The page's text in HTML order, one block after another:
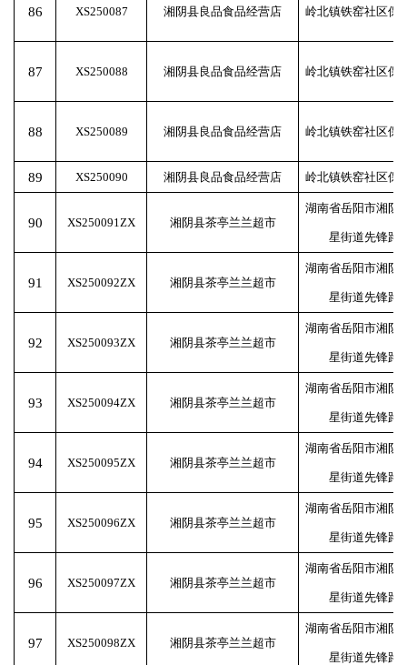
86 XS250087 湘阴县良品食品经营店 岭北镇铁窑社区保
87 XS250088 湘阴县良品食品经营店 岭北镇铁窑社区保
88 XS250089 湘阴县良品食品经营店 岭北镇铁窑社区保
89 XS250090 湘阴县良品食品经营店 岭北镇铁窑社区保
90 XS250091ZX 湘阴县茶亭兰兰超市
湖南省岳阳市湘阴
星街道先锋路
91 XS250092ZX 湘阴县茶亭兰兰超市
湖南省岳阳市湘阴
星街道先锋路
92 XS250093ZX 湘阴县茶亭兰兰超市
湖南省岳阳市湘阴
星街道先锋路
93 XS250094ZX 湘阴县茶亭兰兰超市
湖南省岳阳市湘阴
星街道先锋路
94 XS250095ZX 湘阴县茶亭兰兰超市
湖南省岳阳市湘阴
星街道先锋路
95 XS250096ZX 湘阴县茶亭兰兰超市
湖南省岳阳市湘阴
星街道先锋路
96 XS250097ZX 湘阴县茶亭兰兰超市
湖南省岳阳市湘阴
星街道先锋路
97 XS250098ZX 湘阴县茶亭兰兰超市
湖南省岳阳市湘阴
星街道先锋路